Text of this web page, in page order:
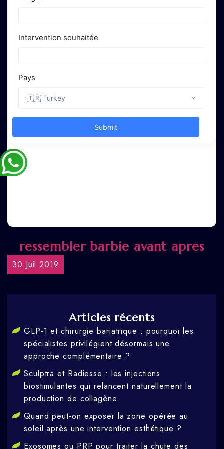
ressembler barbie avant apres
30 Juil 2019
Articles récents
GLP-1 et chirurgie bariatrique : pourquoi les
spécialistes privilégient désormais une
approche complémentaire ?
Sculptra et Radiesse : les injections
biostimulantes qui relancent naturellement la
production de collagène
Quand peut-on exposer la zone opérée au
soleil après une intervention esthétique ?
Exosomes ou PRP pour traiter la chute des